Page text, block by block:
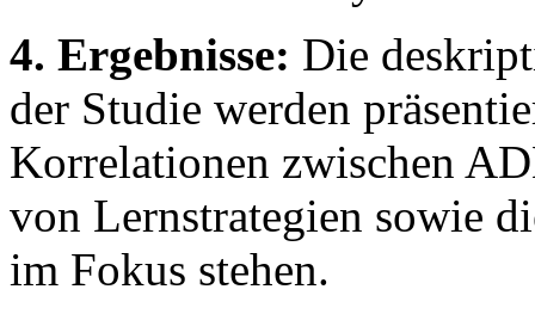
4. Ergebnisse: Die
der Studie werden
Korrelationen zwischen
von Lernstrategien sowie
im Fokus stehen.